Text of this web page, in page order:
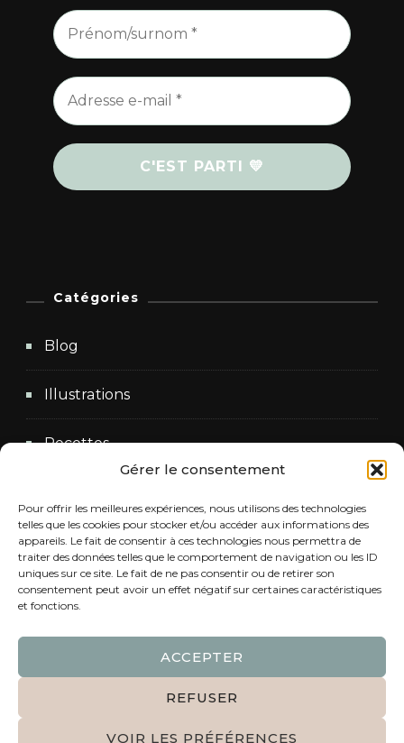
Gérer le consentement
Pour offrir les meilleures expériences, nous utilisons des technologies
telles que les cookies pour stocker et/ou accéder aux informations des
appareils. Le fait de consentir à ces technologies nous permettra de
traiter des données telles que le comportement de navigation ou les ID
uniques sur ce site. Le fait de ne pas consentir ou de retirer son
consentement peut avoir un effet négatif sur certaines caractéristiques
et fonctions.
ACCEPTER
REFUSER
VOIR LES PRÉFÉRENCES
Catégories
Blog
Illustrations
Recettes
Rechercher :
© Copyright 2026Dans l'atelier de Jo